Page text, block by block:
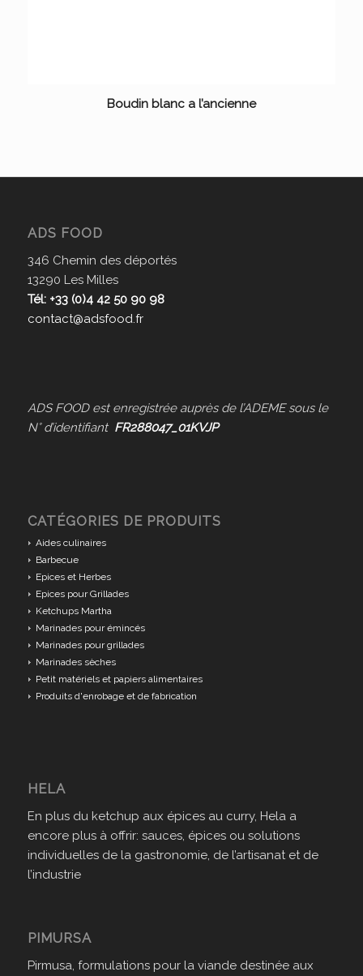
Boudin blanc a l’ancienne
ADS FOOD
346 Chemin des déportés
13290 Les Milles
Tél: +33 (0)4 42 50 90 98
contact@adsfood.fr
ADS FOOD est enregistrée auprès de l’ADEME sous le
N° d’identifiant FR288047_01KVJP
CATÉGORIES DE PRODUITS
Aides culinaires
Barbecue
Epices et Herbes
Epices pour Grillades
Ketchups Martha
Marinades pour émincés
Marinades pour grillades
Marinades sèches
Petit matériels et papiers alimentaires
Produits d'enrobage et de fabrication
HELA
En plus du ketchup aux épices au curry, Hela a
encore plus à offrir: sauces, épices ou solutions
individuelles de la gastronomie, de l’artisanat et de
l’industrie
PIMURSA
Pirmusa, formulations pour la viande destinée aux